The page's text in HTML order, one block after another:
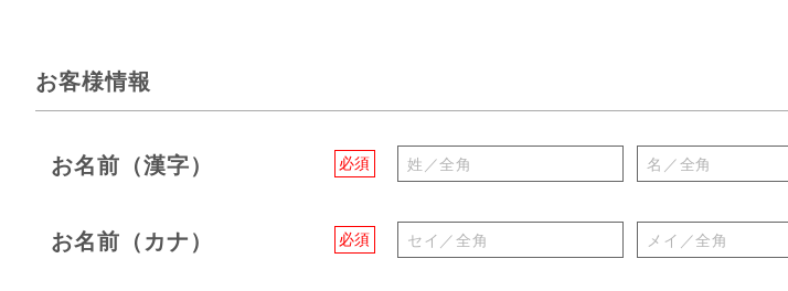
お客様情報
必須
お名前（漢字）
必須
お名前（カナ）